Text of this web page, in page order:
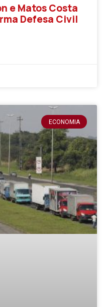
e Matos Costa
Defesa Civil
ECONOMIA